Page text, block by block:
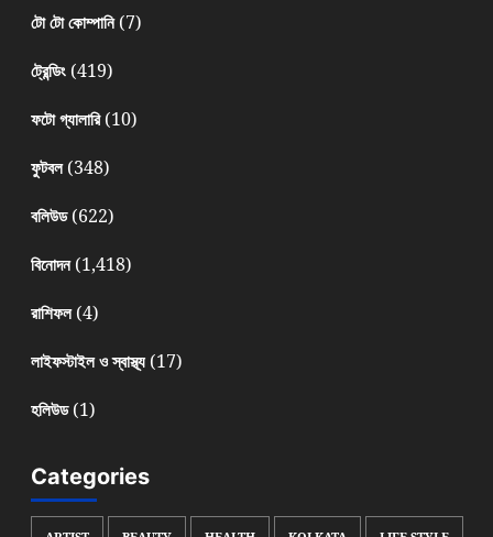
টো টো কোম্পানি(7)
ট্রেন্ডিং(419)
ফটো গ্যালারি(10)
ফুটবল(348)
বলিউড(622)
বিনোদন(1,418)
রাশিফল(4)
লাইফস্টাইল ও স্বাস্থ্য(17)
হলিউড(1)
Categories